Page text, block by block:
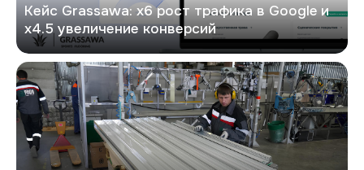
Кейс Grassawa: х6 рост трафика в Google и
х4.5 увеличение конверсий
PitON